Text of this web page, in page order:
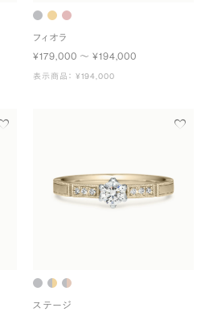
フィオラ
¥179,000 〜 ¥194,000
表示商品： ¥194,000
ステージ